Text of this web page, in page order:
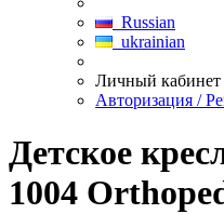
Russian
ukrainian
Личный кабинет
Авторизация /
Детское
1004